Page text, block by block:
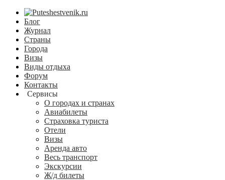
Блог
Журнал
Страны
Города
Визы
Виды отдыха
Форум
Контакты
Сервисы
О городах и странах
Авиабилеты
Страховка туриста
Отели
Визы
Аренда авто
Весь транспорт
Экскурсии
Ж/д билеты